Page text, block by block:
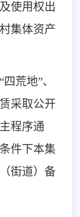
使用权出
集体资产
荒地”、
采取公开
程序通
件下本集
街道）备